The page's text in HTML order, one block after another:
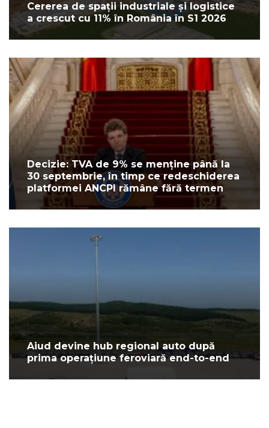
Cererea de spații industriale și logistice
a crescut cu 11% în România în S1 2026
Decizie: TVA de 9% se menține până la
30 septembrie, în timp ce redeschiderea
platformei ANCPI rămâne fără termen
Aiud devine hub regional auto după
prima operațiune feroviară end-to-end